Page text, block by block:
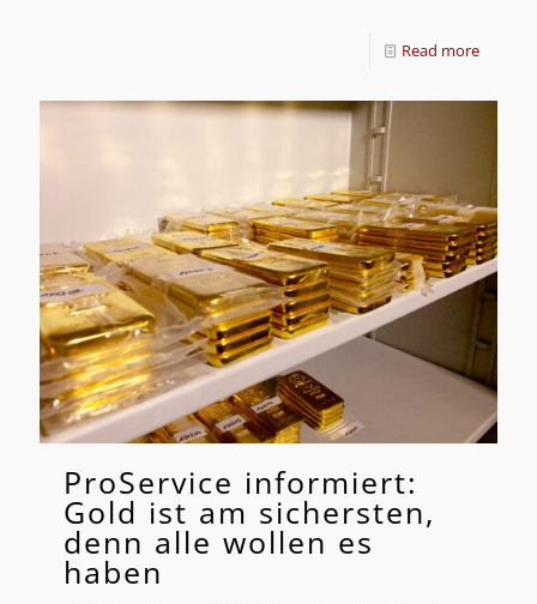
Read more
ProService informiert:
Gold ist am sichersten,
denn alle wollen es
haben